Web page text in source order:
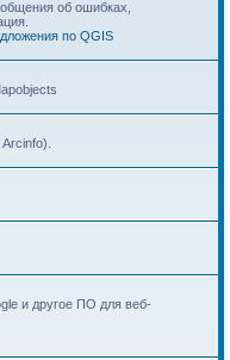
об ошибках,
по QGIS
и другое ПО для веб-